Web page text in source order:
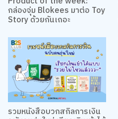
Product of the week:
กล่องจุ่ม Blokees มาต่อ Toy
Story ด้วยกันเถอะ